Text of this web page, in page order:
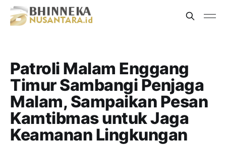
Patroli Malam Enggang
Timur Sambangi Penjaga
Malam, Sampaikan Pesan
Kamtibmas untuk Jaga
Keamanan Lingkungan